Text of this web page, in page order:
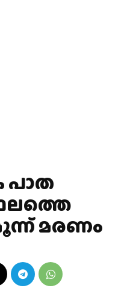
പാത
മൂന്ന് മരണം